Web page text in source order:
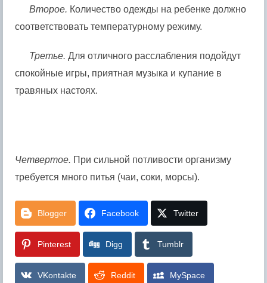
Второе. Количество одежды на ребенке должно
соответствовать температурному режиму.
Третье. Для отличного расслабления подойдут
спокойные игры, приятная музыка и купание в
травяных настоях.
Четвертое. При сильной потливости организму
требуется много питья (чаи, соки, морсы).
Blogger Facebook Twitter
Pinterest Digg Tumblr
VKontakte Reddit MySpace